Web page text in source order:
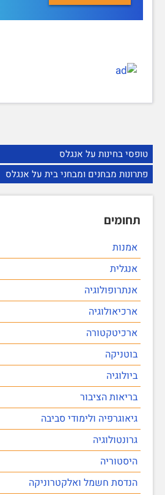
טופסי בחינות על אנגלס
פתרונות מבחנים ומבחני בית על אנגלס
תחומים
אמנות
אנגלית
אנתרופולוגיה
ארכיאולוגיה
ארכיטקטורה
בוטניקה
ביולוגיה
בריאות הציבור
גיאוגרפיה ולימודי סביבה
גרונטולוגיה
היסטוריה
הנדסת חשמל ואלקטרוניקה